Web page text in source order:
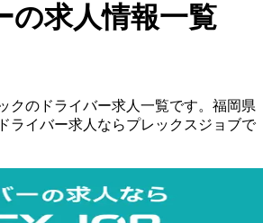
の求人情報一覧
クの ドライバー求人一覧です。 福岡県
ドライバー求人ならプレックスジョブで